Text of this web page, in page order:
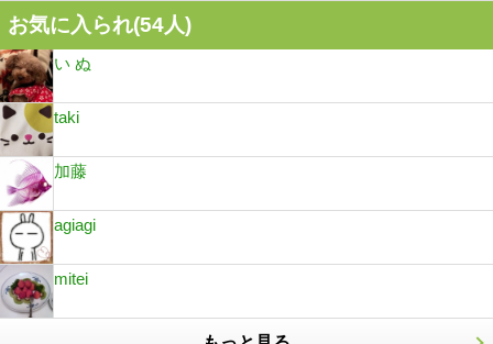
お気に入られ(54人)
い ぬ
taki
加藤
agiagi
mitei